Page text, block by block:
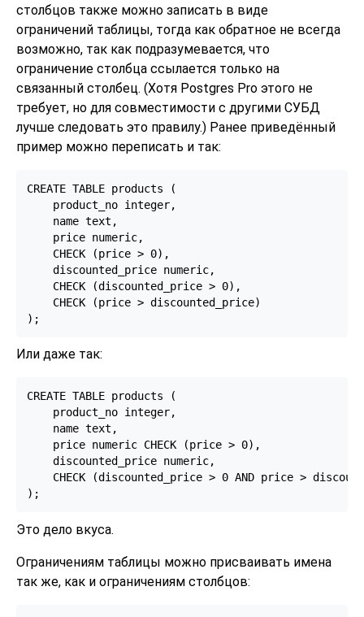
столбцов также можно записать в виде
ограничений таблицы, тогда как обратное не всегда
возможно, так как подразумевается, что
ограничение столбца ссылается только на
связанный столбец. (Хотя Postgres Pro этого не
требует, но для совместимости с другими СУБД
лучше следовать это правилу.) Ранее приведённый
пример можно переписать и так:
CREATE TABLE products (
    product_no integer,
    name text,
    price numeric,
    CHECK (price > 0),
    discounted_price numeric,
    CHECK (discounted_price > 0),
    CHECK (price > discounted_price)
);
Или даже так:
CREATE TABLE products (
    product_no integer,
    name text,
    price numeric CHECK (price > 0),
    discounted_price numeric,
CHECK (discounted_price > 0 AND price >
);
Это дело вкуса.
Ограничениям таблицы можно присваивать имена
так же, как и ограничениям столбцов: